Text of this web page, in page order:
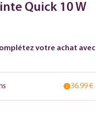
Quick 10 W
votre achat avec
36.99 €